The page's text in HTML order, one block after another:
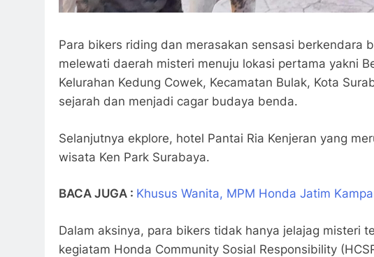
Para bikers riding dan merasakan sensasi berkendara
melewati daerah misteri menuju lokasi pertama yakni
Kelurahan Kedung Cowek, Kecamatan Bulak, Kota
sejarah dan menjadi cagar budaya benda.
Selanjutnya ekplore, hotel Pantai Ria Kenjeran yang
wisata Ken Park Surabaya.
BACA JUGA : Khusus Wanita, MPM Honda Jatim
Dalam aksinya, para bikers tidak hanya jelajag misteri
kegiatam Honda Community Sosial Responsibility